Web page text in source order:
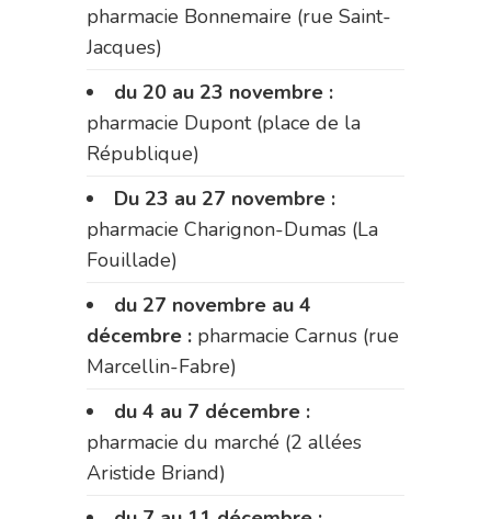
pharmacie Bonnemaire (rue Saint-
Jacques)
du 20 au 23 novembre :
pharmacie Dupont (place de la
République)
Du 23 au 27 novembre :
pharmacie Charignon-Dumas (La
Fouillade)
du 27 novembre au 4
décembre : pharmacie Carnus (rue
Marcellin-Fabre)
du 4 au 7 décembre :
pharmacie du marché (2 allées
Aristide Briand)